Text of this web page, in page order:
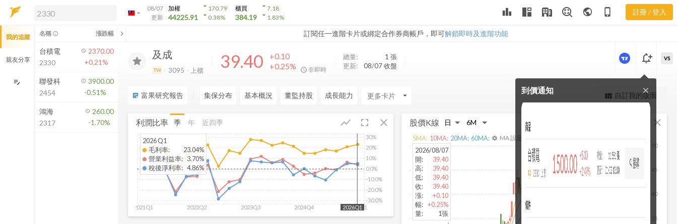
arrow_drop_down
08/07
更新
加權
44225.91
arrow_drop_down170.79
arrow_drop_down0.38%
櫃買
384.19
arrow_drop_down7.18
arrow_drop_down1.83% leaderboard public phone_iphone 註冊 / 登入
訂閱任一進階卡片或綁定合作券商帳戶，即可解鎖即時及進階功能
解鎖即時行情及進階功能
方案」，即可解鎖以下功能：
即時行情
即時市況與排行
成交金額熱力圖
前往方案訂閱
如何綁定合作券商
率
及成
TW 3095 上櫃 39.40
+0.10
+0.25%
非即時
總量: 1 張
更新:
08/07 收盤
更強大的進階價量圖表
notification_add
到價通知 close
VS
sticky_note_2 富果研究報告 集保分布 基本概況 董監持股 成長能力 arrow_drop_down view_quilt 自訂我的版面
利潤比率 fullscreen close
show_chart
季 年 近四季
2021Q1 2022Q2 2023Q3 2024Q4 2026Q1
-30.0%
-20.0%
-10.0%
0.0%
10%
20%
30%
2026Q1
2026 Q1
毛利率:
23.04%
營業利益率: 3.70%
稅後淨利率: 4.86%
股價K線 close
35
40
45
50
2026/08/07
開:
39.40
高:
39.40
低:
39.40
收:
39.40
漲:
+0.10
幅: +0.25%
量: 1張
5MA: 10MA: 20MA: 60MA: settings MA 設定
我的追蹤
親友分享
edit_note
名稱 info_outline 漲跌幅 chevron_left
台積電
2330
2370.00
+0.21%
聯發科
2454
3900.00
-0.51%
鴻海
2317
260.00
-1.70%